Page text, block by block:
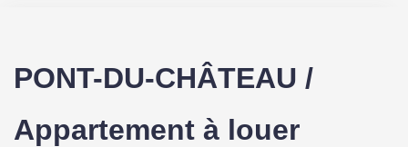
PONT-DU-CHÂTEAU /
Appartement à louer